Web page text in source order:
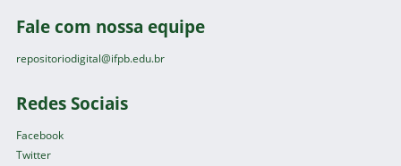
Fale com nossa equipe
repositoriodigital@ifpb.edu.br
Redes Sociais
Facebook
Twitter